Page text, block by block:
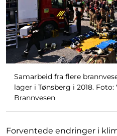
Samarbeid fra flere
lager i Tønsberg i 2018.
Brannvesen
Forventede endringer i